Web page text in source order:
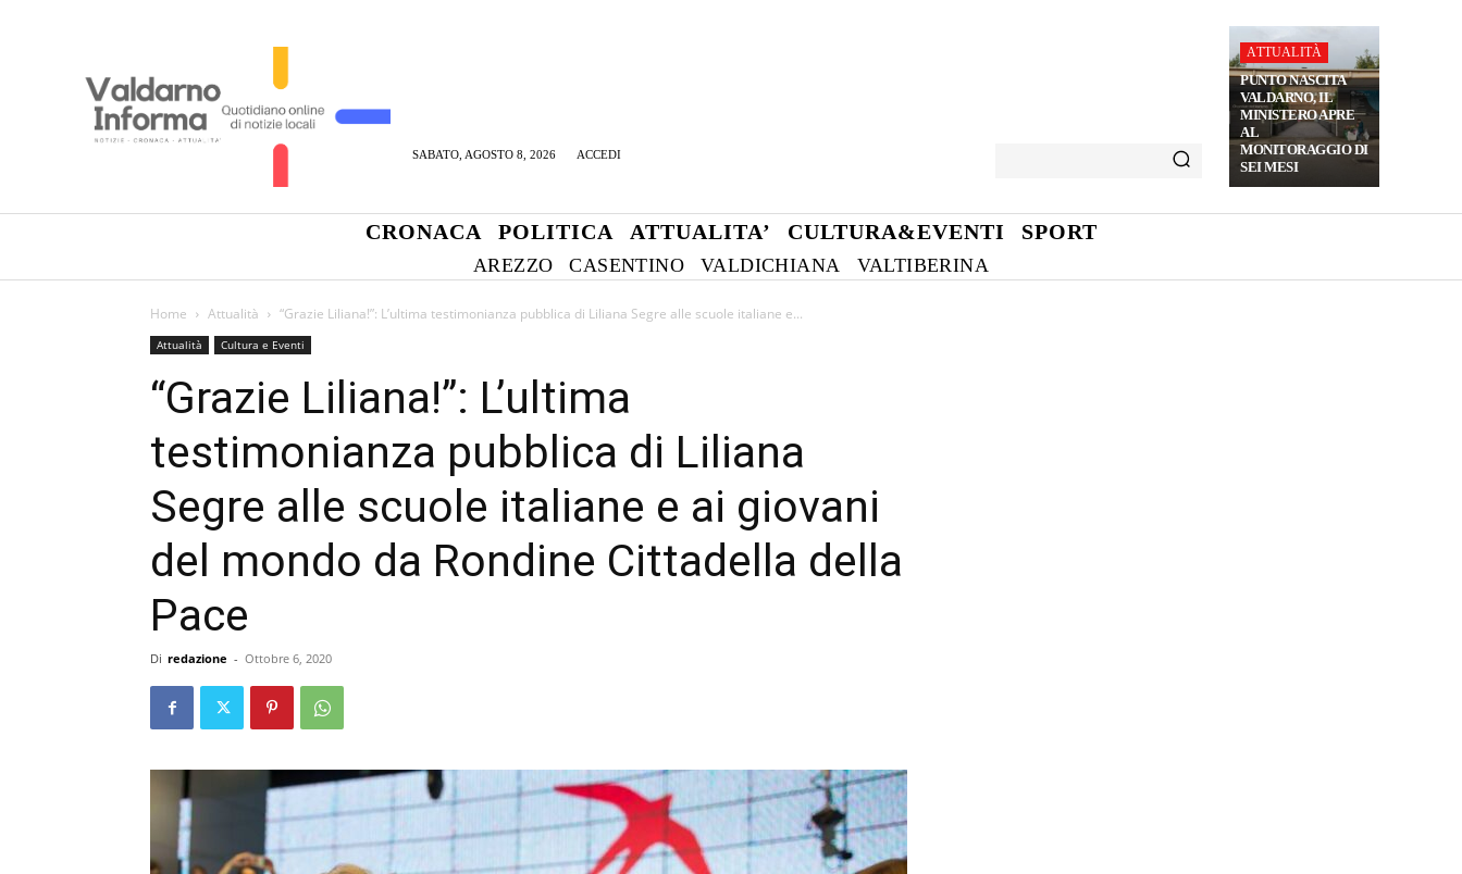
SABATO, AGOSTO 8, 2026 ACCEDI
ATTUALITÀ
PUNTO NASCITA
VALDARNO, IL
MINISTERO APRE
AL
MONITORAGGIO DI
SEI MESI
CRONACA POLITICA ATTUALITA’ CULTURA&EVENTI SPORT
AREZZO CASENTINO VALDICHIANA VALTIBERINA
Home Attualità “Grazie Liliana!”: L’ultima testimonianza pubblica di Liliana Segre alle scuole italiane e...
Attualità Cultura e Eventi
“Grazie Liliana!”: L’ultima
testimonianza pubblica di Liliana
Segre alle scuole italiane e ai giovani
del mondo da Rondine Cittadella della
Pace
Di redazione - Ottobre 6, 2020